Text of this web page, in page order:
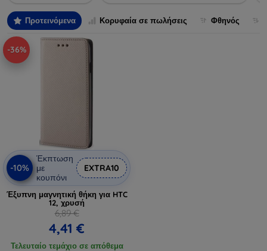
Προτεινόμενα Κορυφαία σε πωλήσεις Φθηνός
-36%
-10%
Έκπτωση
με
κουπόνι
EXTRA10
Έξυπνη μαγνητική θήκη για HTC
12, χρυσή
6,89 €
4,41 €
Τελευταίο τεμάχιο σε απόθεμα